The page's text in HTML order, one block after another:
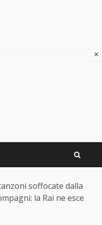
soffocate dalla
la Rai ne esce
×